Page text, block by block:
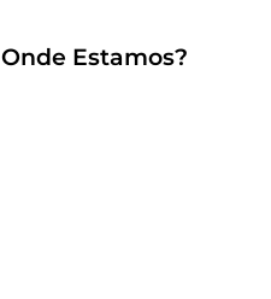
Onde Estamos?